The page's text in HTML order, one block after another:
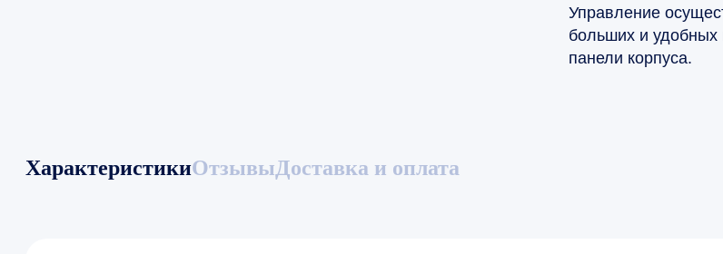
Управление
больших и удобных
панели корпуса.
ХарактеристикиОтзывыДоставка и оплата